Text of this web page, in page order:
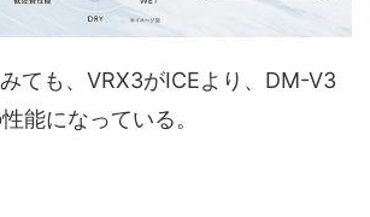
ても、VRX3がICEより、DM-V3
能になっている。